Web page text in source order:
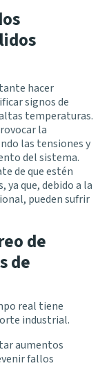
hacer
signos de
temperaturas.
la
las tensiones y
del sistema.
de que estén
ya que, debido a la
pueden sufrir
de
de
real tiene
industrial.
aumentos
fallos